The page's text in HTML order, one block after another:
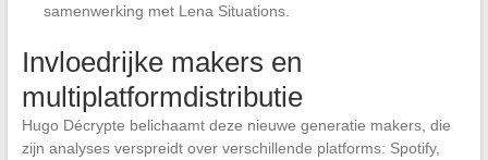
samenwerking met Lena Situations.
Invloedrijke makers en
multiplatformdistributie
Hugo Décrypte belichaamt deze nieuwe generatie makers, die
zijn analyses verspreidt over verschillende platforms: Spotify,